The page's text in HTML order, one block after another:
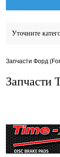
Уточните
Запчасти Форд
Запчасти